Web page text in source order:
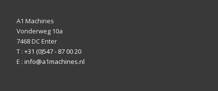
A1 Machines
Vonderweg 10a
7468 DC Enter
T : +31 (0)547 - 87 00 20
E : info@a1machines.nl